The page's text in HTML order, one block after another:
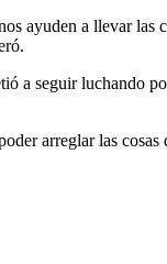
ayuden a llevar
seguir luchando
arreglar las